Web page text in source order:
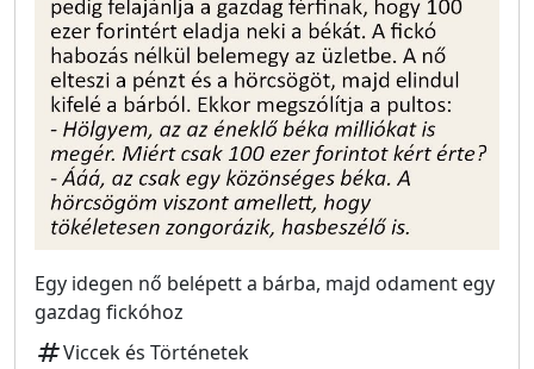
Egy idegen nő belépett a bárba, majd odament egy
gazdag fickóhoz
tagViccek és Történetek